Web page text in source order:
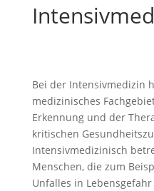
Bei der Intensivmedizin
medizinisches
Erkennung und der
kritischen
Intensivmedizinisch
Menschen, die zum
Unfalles in